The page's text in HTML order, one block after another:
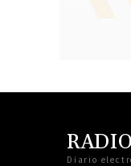
Diario